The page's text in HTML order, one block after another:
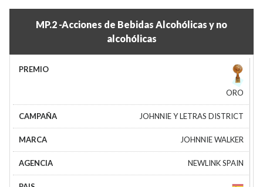
MP.2 -Acciones de Bebidas Alcohólicas y no
alcohólicas
ORO
JOHNNIE Y LETRAS DISTRICT
JOHNNIE WALKER
NEWLINK SPAIN